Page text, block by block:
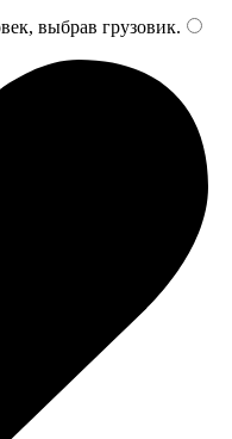
выбрав грузовик.